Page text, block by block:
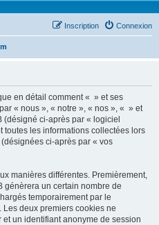
Connexion
Inscription
en détail comment « » et ses
« nous », « notre », « nos », « » et
(désigné ci-après par « logiciel
toutes les informations collectées lors
ci-après par « vos
manières différentes. Premièrement,
un certain nombre de
temporairement par le
deux premiers cookies ne
un identifiant anonyme de session